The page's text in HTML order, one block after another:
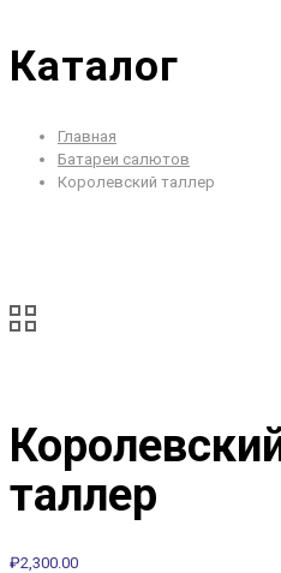
Каталог
Главная
Батареи салютов
Королевский таллер
таллер
₽2,300.00